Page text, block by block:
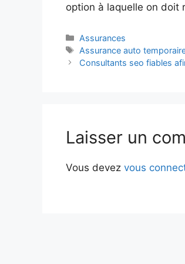
option à laquelle on doit
Catégories
Assurances
Étiquettes
Assurance auto
Consultants seo fiables
Laisser un
Vous devez vous